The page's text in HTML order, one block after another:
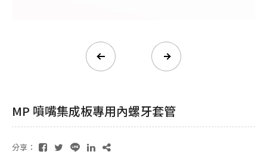
MP 噴嘴集成板專⽤內螺牙套管
分享：